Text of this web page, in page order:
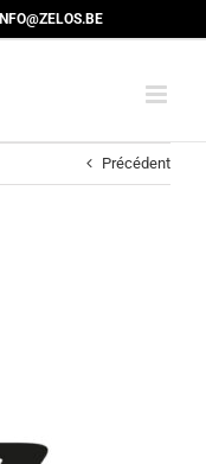
INFO@ZELOS.BE
Précédent